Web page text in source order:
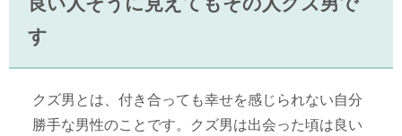
す
クズ男とは、付き合っても幸せを感じられない自分
勝手な男性のことです。クズ男は出会った頃は良い